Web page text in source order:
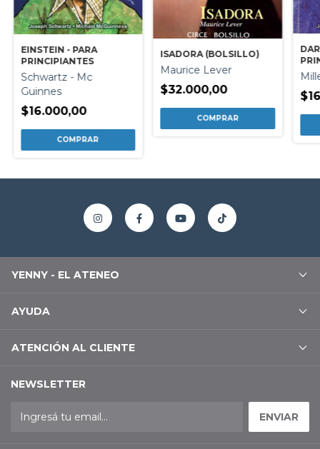
EINSTEIN - PARA
PRINCIPIANTES
Schwartz - Mc
Guinnes
$16.000,00
ISADORA (BOLSILLO)
Maurice Lever
$32.000,00
YENNY - EL ATENEO
AYUDA
ATENCIÓN AL CLIENTE
NEWSLETTER